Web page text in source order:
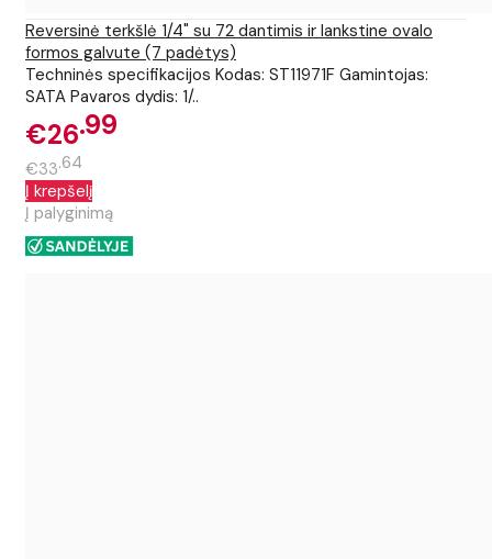
Reversinė terkšlė 1/4" su 72 dantimis ir lankstine ovalo
formos galvute (7 padėtys)
Techninės specifikacijos Kodas: ST11971F Gamintojas:
SATA Pavaros dydis: 1/..
€26 99
€33 64
Į krepšelį
Į palyginimą